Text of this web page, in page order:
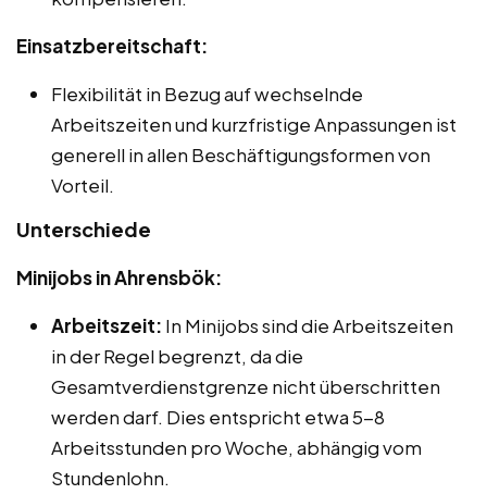
Einsatzbereitschaft:
Flexibilität in Bezug auf wechselnde
Arbeitszeiten und kurzfristige Anpassungen ist
generell in allen Beschäftigungsformen von
Vorteil.
Unterschiede
Minijobs in Ahrensbök:
Arbeitszeit: In Minijobs sind die Arbeitszeiten
in der Regel begrenzt, da die
Gesamtverdienstgrenze nicht überschritten
werden darf. Dies entspricht etwa 5-8
Arbeitsstunden pro Woche, abhängig vom
Stundenlohn.